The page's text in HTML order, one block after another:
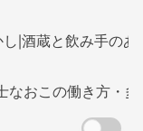
し|酒蔵と飲み手の
なおこの働き方・